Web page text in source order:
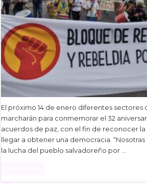
El próximo 14 de enero diferentes sectores
marcharán para conmemorar el 32
acuerdos de paz, con el fin de reconocer
llegar a obtener una democracia.
la lucha del pueblo salvadoreño por …